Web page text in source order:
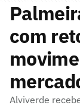
com
Alviverde